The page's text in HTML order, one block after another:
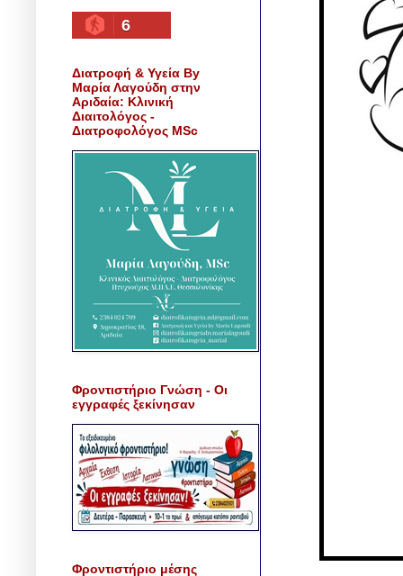
6
Διατροφή & Υγεία By
Μαρία Λαγούδη στην
Αριδαία: Κλινική
Διαιτολόγος -
Διατροφολόγος MSc
Φροντιστήριο Γνώση - Οι
εγγραφές ξεκίνησαν
Φροντιστήριο μέσης